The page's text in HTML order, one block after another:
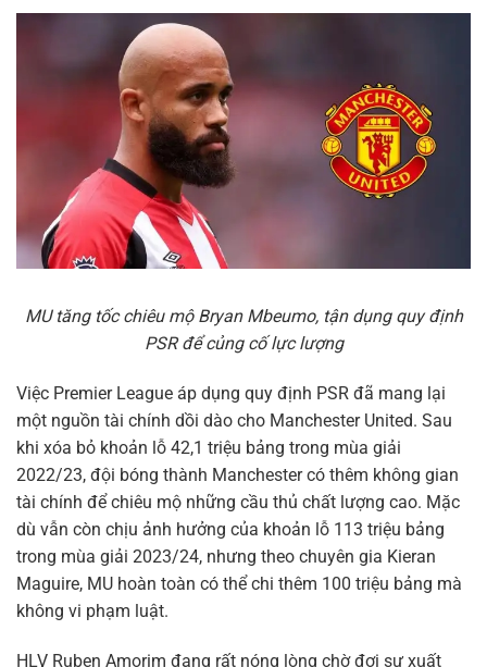
MU tăng tốc chiêu mộ Bryan Mbeumo, tận dụng quy định
PSR để củng cố lực lượng
Việc Premier League áp dụng quy định PSR đã mang lại
một nguồn tài chính dồi dào cho Manchester United. Sau
khi xóa bỏ khoản lỗ 42,1 triệu bảng trong mùa giải
2022/23, đội bóng thành Manchester có thêm không gian
tài chính để chiêu mộ những cầu thủ chất lượng cao. Mặc
dù vẫn còn chịu ảnh hưởng của khoản lỗ 113 triệu bảng
trong mùa giải 2023/24, nhưng theo chuyên gia Kieran
Maguire, MU hoàn toàn có thể chi thêm 100 triệu bảng mà
không vi phạm luật.
HLV Ruben Amorim đang rất nóng lòng chờ đợi sự xuất